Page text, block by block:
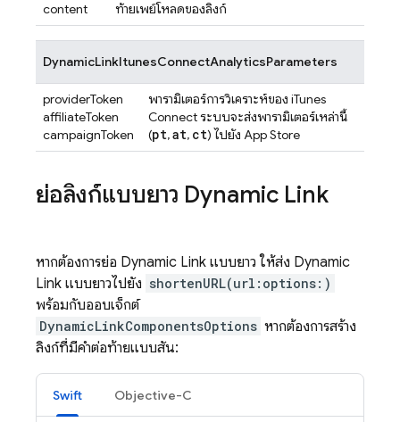
content
ท้ายเพย์โหลดของลิงก์
DynamicLinkItunesConnectAnalyticsParameters
providerToken
affiliateToken
campaignToken
พารามิเตอร์การวิเคราะห์ของ iTunes
Connect ระบบจะส่งพารามิเตอร์เหล่านี้
(pt,at, ct) ไปยัง App Store
ย่อลิงก์แบบยาว Dynamic Link
หากต้องการย่อ Dynamic Link แบบยาว ให้ส่ง Dynamic
Link แบบยาวไปยัง shortenURL(url:options:)
พร้อมกับออบเจ็กต์
DynamicLinkComponentsOptions หากต้องการสร้าง
ลิงก์ที่มีคำต่อท้ายแบบสั้น:
Swift Objective-C